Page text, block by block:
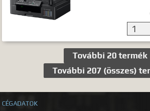
További 20 termék
További 207 (összes)
CÉGADATOK